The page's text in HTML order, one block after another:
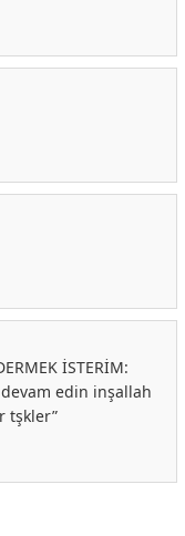
İSTERİM:
edin inşallah
tşkler”